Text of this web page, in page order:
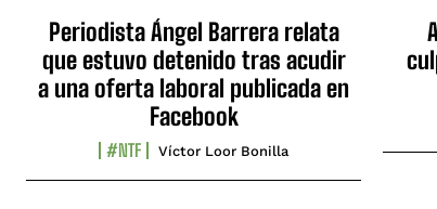
Periodista Ángel Barrera relata
que estuvo detenido tras acudir
a una oferta laboral publicada en
Facebook
#NTF Víctor Loor Bonilla